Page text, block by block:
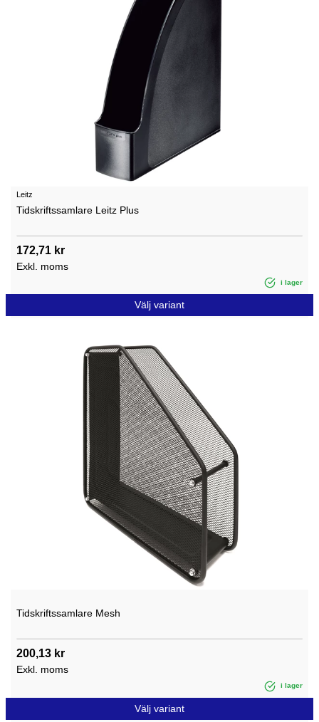
Leitz
Tidskriftssamlare Leitz Plus
172,71 kr
Exkl. moms
i lager
Välj variant
Tidskriftssamlare Mesh
200,13 kr
Exkl. moms
i lager
Välj variant